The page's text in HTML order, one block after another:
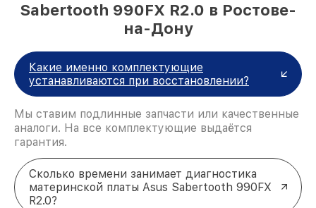
Sabertooth 990FX R2.0 в Ростове-
на-Дону
Какие именно комплектующие
устанавливаются при восстановлении?
Мы ставим подлинные запчасти или качественные
аналоги. На все комплектующие выдаётся
гарантия.
Сколько времени занимает диагностика
материнской платы Asus Sabertooth 990FX
R2.0?